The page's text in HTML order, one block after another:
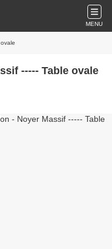
MENU
----- Table ovale